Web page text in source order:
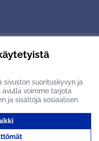
suorituskyvyn ja
avulla voimme tarjota
ja sisältöjä sosiaalisen